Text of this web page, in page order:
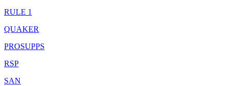
RULE 1
QUAKER
PROSUPPS
RSP
SAN